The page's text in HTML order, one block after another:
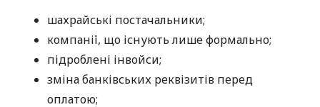
шахрайські постачальники;
компанії, що існують лише формально;
підроблені інвойси;
зміна банківських реквізитів перед
оплатою;